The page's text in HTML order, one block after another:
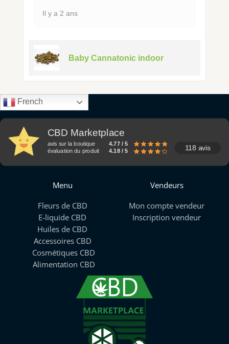
Il y a 2 ans
Baby Cannatonic indoor
French
CBD Marketplace
avis sur la boutique 4.77 / 5
évaluation du produit 4.18 / 5 118 avis
Menu
Fleurs de CBD
E-liquide CBD
Huiles de CBD
Accessoires CBD
Cosmétiques CBD
Alimentation CBD
Vendeurs
Mon compte vendeur
Inscription vendeur